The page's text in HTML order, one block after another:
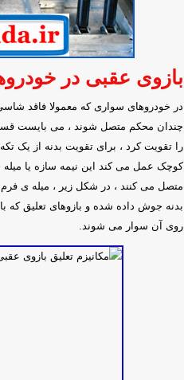
بازوی عقبی در
در خودروهای سواری که معمولا فاقد
چندان محکم متصل شوند ، می بایست
را تقویت کرد ، برای تقویت بدنه از یک
کوچک عمل می کند این نیمه سازه یا
متصل می کنند ، در شکل زیر ، میله ی
بدنه جوش داده شده و بازوهای تعلیق
روی آن سوار می شوند.